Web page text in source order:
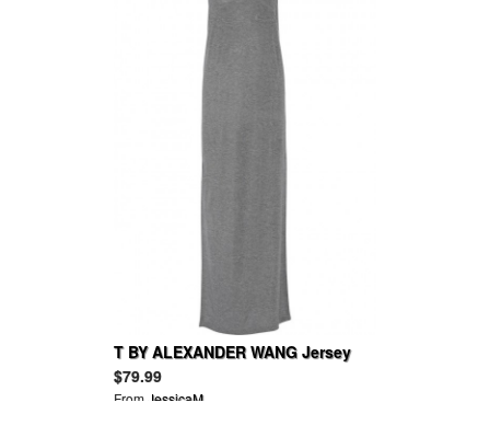
T BY ALEXANDER WANG Jersey
maxi dress
$79.99
From JessicaM